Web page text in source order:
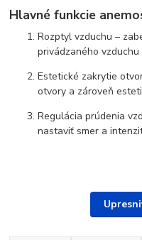
Hlavné funkcie
Rozptyl vzduchu –
privádzaného
Estetické zakrytie
otvory a zároveň
Regulácia prúdenia
nastaviť smer a